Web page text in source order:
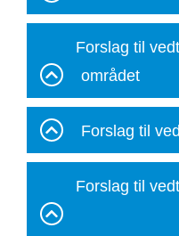
Forslag til
området
Forslag til
Forslag til